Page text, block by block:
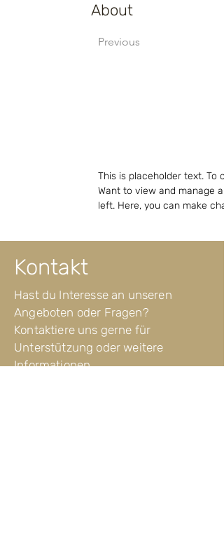
About
Previous
This is placeholder text.
Want to view and manage
left. Here, you can make
Kontakt
Hast du Interesse an unseren
Angeboten oder Fragen?
Kontaktiere uns gerne für
Unterstützung oder weitere
Informationen.